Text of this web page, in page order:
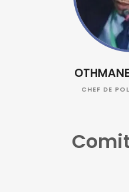
CHEF DE